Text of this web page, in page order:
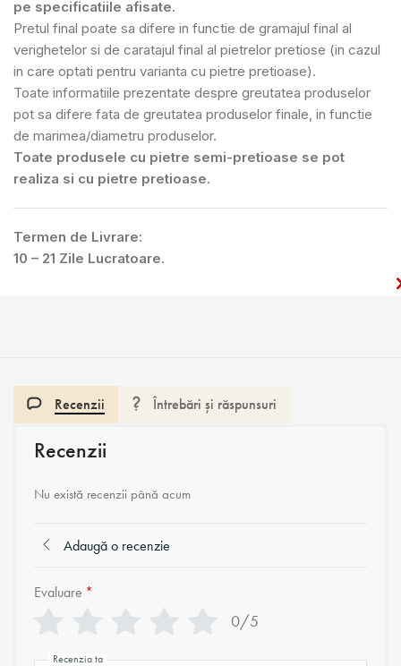
pe specificatiile afisate.
Pretul final poate sa difere in functie de gramajul final al
verighetelor si de caratajul final al pietrelor pretiose (in cazul
in care optati pentru varianta cu pietre pretioase).
Toate informatiile prezentate despre greutatea produselor
pot sa difere fata de greutatea produselor finale, in functie
de marimea/diametru produselor.
Toate produsele cu pietre semi-pretioase se pot
realiza si cu pietre pretioase.
Termen de Livrare:
10 – 21 Zile Lucratoare.
Recenzii Întrebări și răspunsuri
Recenzii
Nu există recenzii până acum
Adaugă o recenzie
Evaluare *
0/5
Recenzia ta